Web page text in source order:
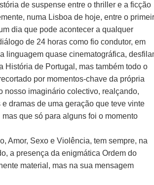
de suspense entre o thriller e a ficção
numa Lisboa de hoje, entre o
dia que pode acontecer a qualquer
de 24 horas como fio condutor, em
linguagem quase cinematográfica,
História de Portugal, mas também todo o
por momentos-chave da própria
nosso imaginário colectivo, realçando,
dramas de uma geração que teve vinte
que só para alguns foi o momento
Amor, Sexo e Violência, tem sempre, na
a presença da enigmática Ordem do
material, mas na sua mensagem